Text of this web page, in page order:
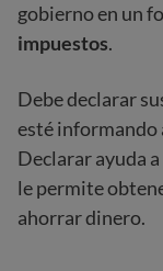
gobierno en un
impuestos.
Debe declarar
esté informando
Declarar ayuda
le permite
ahorrar dinero.